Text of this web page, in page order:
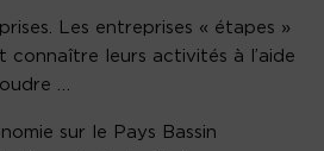
Les entreprises « étapes »
leurs activités à l’aide
…
sur le Pays Bassin